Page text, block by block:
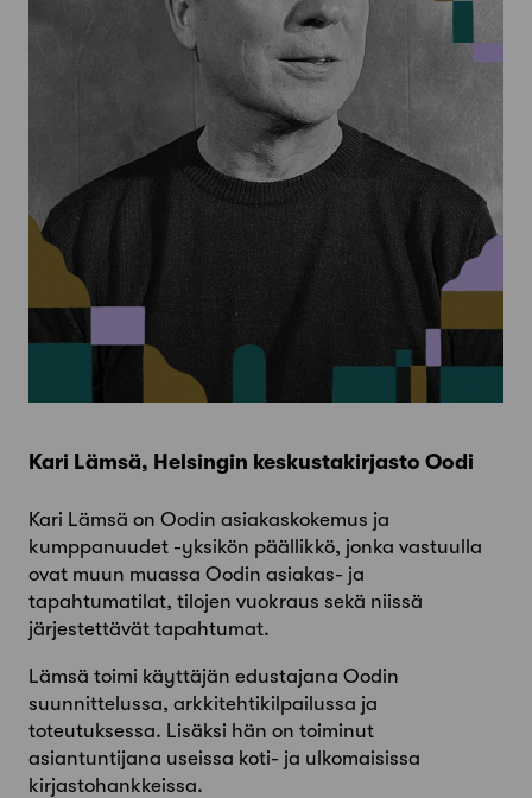
Kari Lämsä, Helsingin keskustakirjasto Oodi
Kari Lämsä on Oodin asiakaskokemus ja
kumppanuudet -yksikön päällikkö, jonka vastuulla
ovat muun muassa Oodin asiakas- ja
tapahtumatilat, tilojen vuokraus sekä niissä
järjestettävät tapahtumat.
Lämsä toimi käyttäjän edustajana Oodin
suunnittelussa, arkkitehtikilpailussa ja
toteutuksessa. Lisäksi hän on toiminut
asiantuntijana useissa koti- ja ulkomaisissa
kirjastohankkeissa.